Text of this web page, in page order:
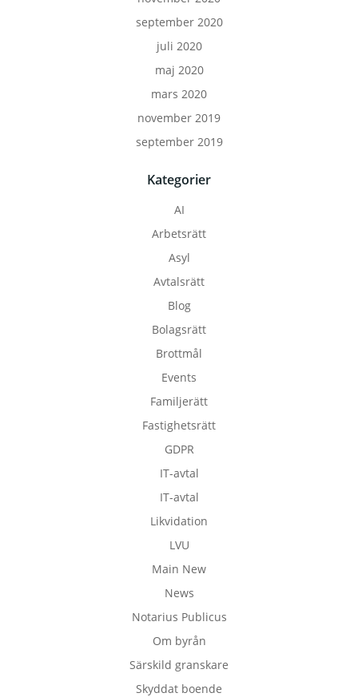
september 2020
juli 2020
maj 2020
mars 2020
november 2019
september 2019
Kategorier
AI
Arbetsrätt
Asyl
Avtalsrätt
Blog
Bolagsrätt
Brottmål
Events
Familjerätt
Fastighetsrätt
GDPR
IT-avtal
IT-avtal
Likvidation
LVU
Main New
News
Notarius Publicus
Om byrån
Särskild granskare
Skyddat boende